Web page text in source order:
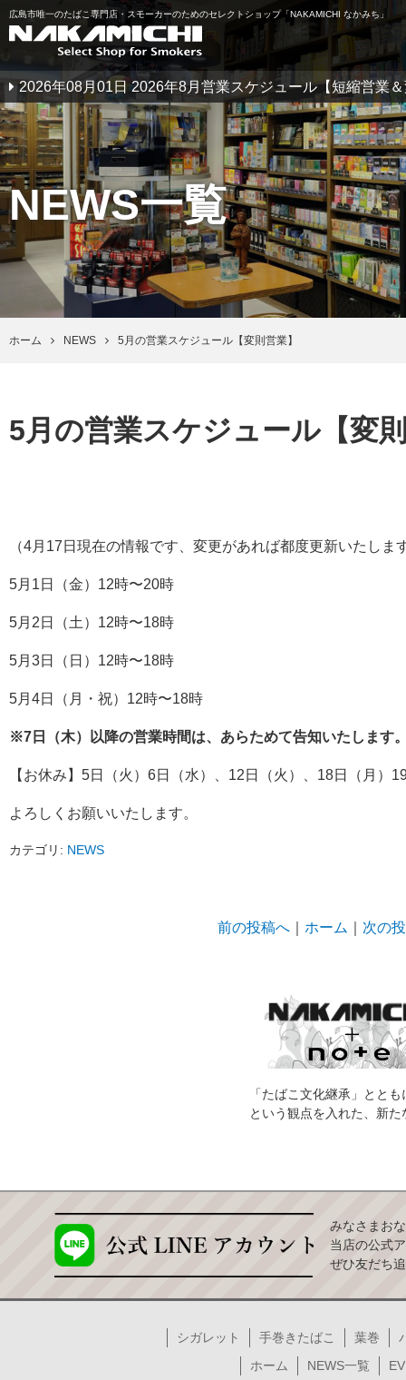
広島市唯一のたばこ専門店・スモーカーのためのセレクトショップ「NAKAMICHI なかみち」
2026年08月01日 2026年8月営業スケジュール【短縮営業
NEWS一覧
ホーム NEWS 5月の営業スケジュール【変則営業】
5月の営業スケジュール【変
（4月17日現在の情報です、変更があれば都度更新いたしま
5月1日（金）12時〜20時
5月2日（土）12時〜18時
5月3日（日）12時〜18時
5月4日（月・祝）12時〜18時
※7日（木）以降の営業時間は、あらためて告知いたします
【お休み】5日（火）6日（水）、12日（火）、18日（月）
よろしくお願いいたします。
カテゴリ: NEWS
前の投稿へ ホーム 次の
「たばこ文化継承」とと
という観点を入れた、新
みなさまお
当店の公式
ぜひ友だち
シガレット 手巻きたばこ 葉巻
ホーム
NEWS一覧